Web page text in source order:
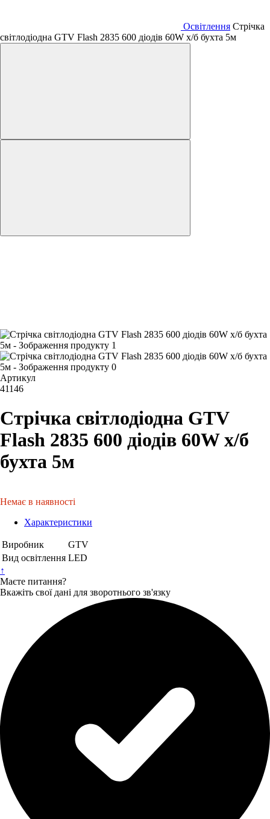
Освітлення Стрічка
світлодіодна GTV Flash 2835 600 діодів 60W х/б бухта 5м
Артикул
41146
Стрічка світлодіодна GTV
Flash 2835 600 діодів 60W х/б
бухта 5м
Немає в наявності
Характеристики
Виробник
GTV
Вид освітлення LED
↑
Маєте питання?
Вкажіть свої дані для зворотнього зв'язку